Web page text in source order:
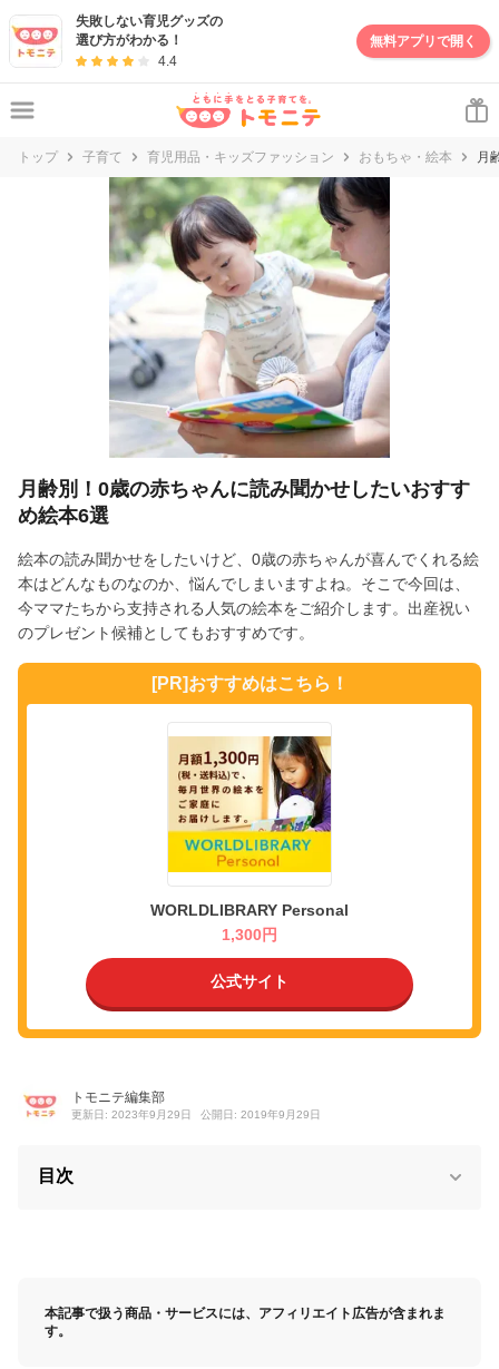
失敗しない育児グッズの
選び方がわかる！
4.4
無料アプリで開く
トップ 子育て 育児用品・キッズファッション おもちゃ・絵本 月
月齢別！0歳の赤ちゃんに読み聞かせしたいおすす
め絵本6選
絵本の読み聞かせをしたいけど、0歳の赤ちゃんが喜んでくれる絵
本はどんなものなのか、悩んでしまいますよね。そこで今回は、
今ママたちから支持される人気の絵本をご紹介します。出産祝い
のプレゼント候補としてもおすすめです。
[PR]おすすめはこちら！
WORLDLIBRARY Personal
1,300円
公式サイト
トモニテ編集部
更新日: 2023年9月29日 公開日: 2019年9月29日
目次
本記事で扱う商品・サービスには、アフィリエイト広告が含まれま
す。
妊娠・出産・子育て情報サイト | トモニテ